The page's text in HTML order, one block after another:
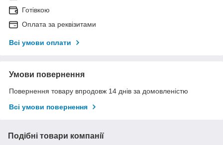
Готівкою
Оплата за реквізитами
Всі умови оплати
Умови повернення
Повернення товару впродовж 14 днів за домовленістю
Всі умови повернення
Подібні товари компанії